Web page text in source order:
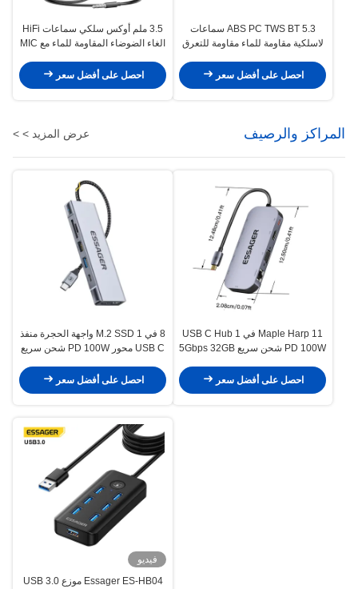
ABS PC TWS BT 5.3 سماعات
لاسلكية مقاومة للماء مقاومة للتعرق
احصل على أفضل سعر
3.5 ملم أوكس سلكي سماعات HiFi
الغاء الضوضاء المقاومة للماء مع MIC
احصل على أفضل سعر
المراكز والرصيف عرض المزيد > >
Maple Harp 11 في 1 USB C Hub
PD 100W شحن سريع 5Gbps 32GB
احصل على أفضل سعر
8 في 1 M.2 SSD واجهة الحجرة منفذ
USB C محور PD 100W شحن سريع
احصل على أفضل سعر
فيديو
Essager ES-HB04 موزع USB 3.0